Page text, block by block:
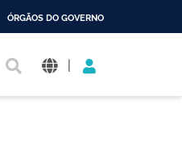
ÓRGÃOS DO GOVERNO
|